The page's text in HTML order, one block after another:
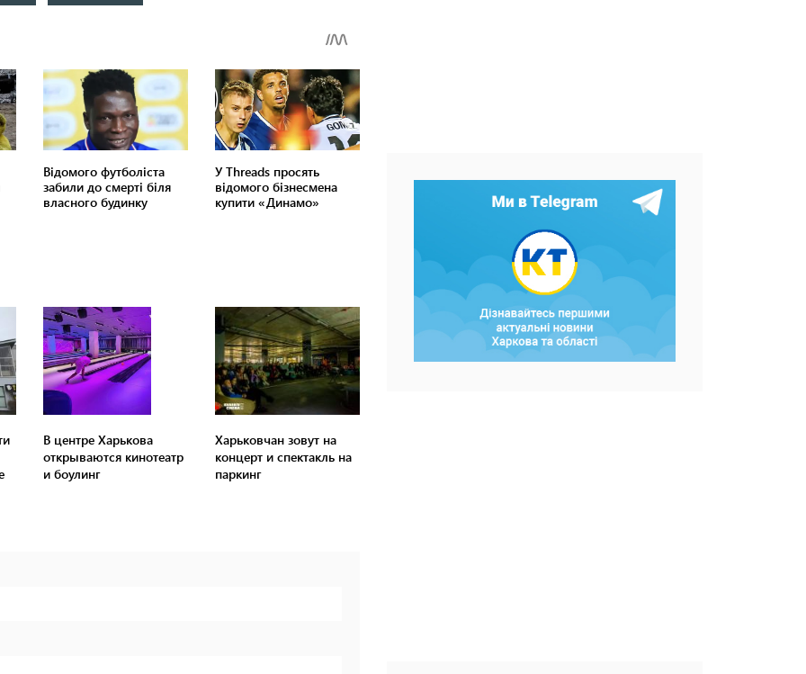
В центре Харькова
открываются кинотеатр
и боулинг
Харьковчан зовут на
концерт и спектакль на
паркинг